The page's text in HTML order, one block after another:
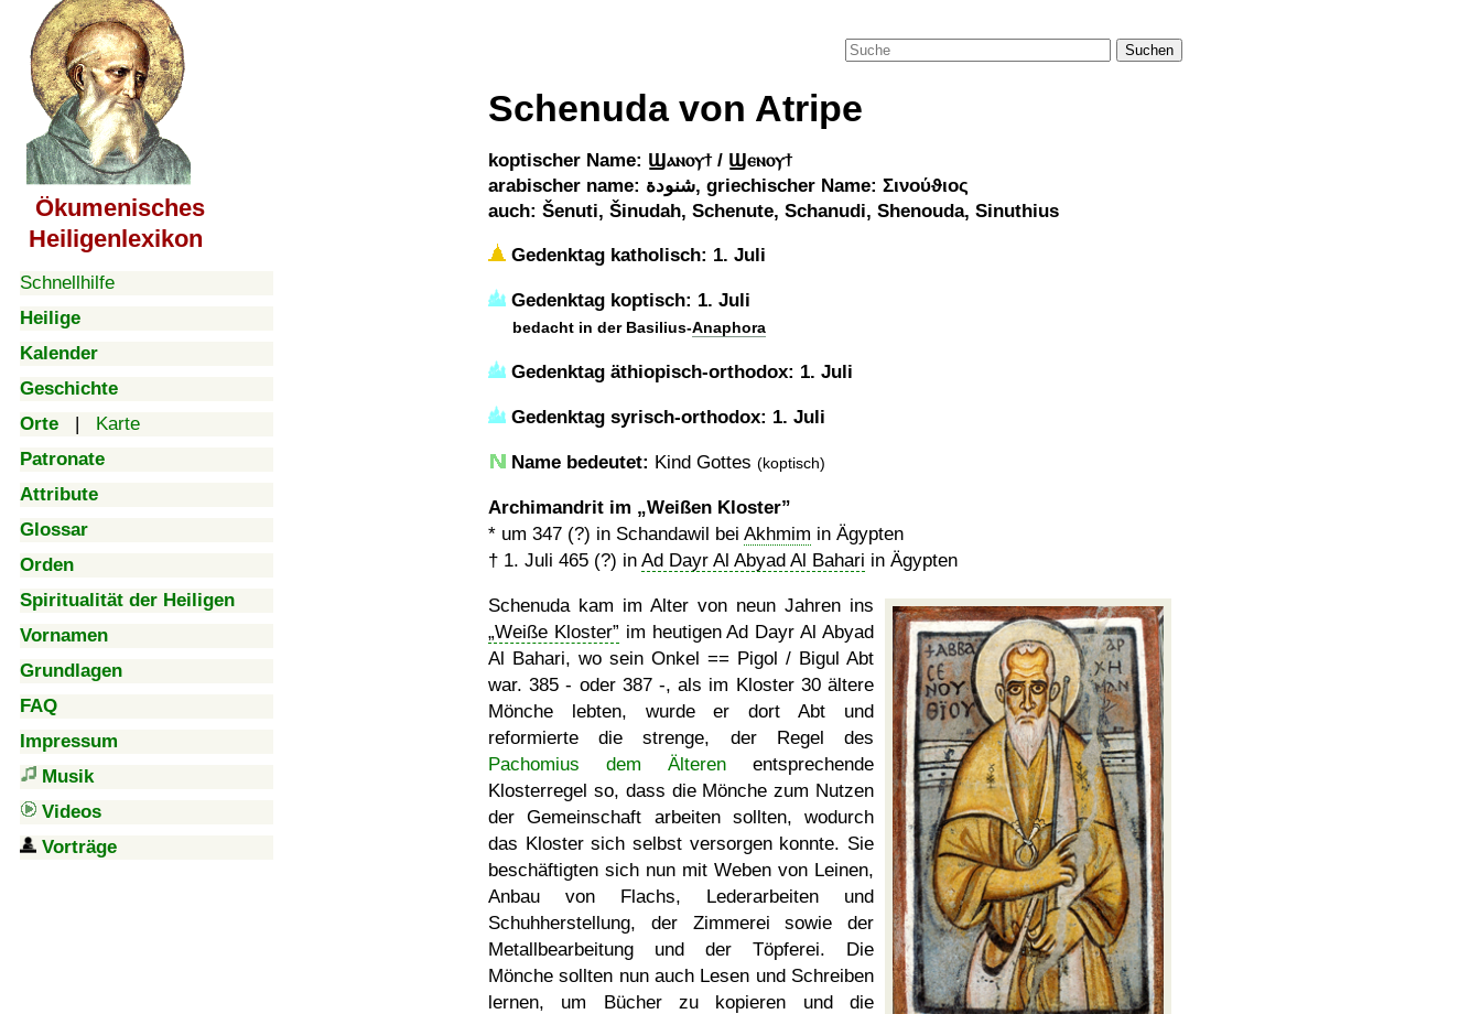
Ökumenisches
Heiligenlexikon
Schnellhilfe
Heilige
Kalender
Geschichte
Orte | Karte
Patronate
Attribute
Glossar
Orden
Spiritualität der Heiligen
Vornamen
Grundlagen
FAQ
Impressum
Musik
Videos
Vorträge
Suchen
Schenuda von Atripe
koptischer Name: Ϣⲁⲛⲟⲩϯ / Ϣⲉⲛⲟⲩϯ
arabischer name: شنودة, griechischer Name: Σινούϑιος
auch: Šenuti, Šinudah, Schenute, Schanudi, Shenouda, Sinuthius
Gedenktag katholisch: 1. Juli
Gedenktag koptisch: 1. Juli
bedacht in der Basilius-Anaphora
Gedenktag äthiopisch-orthodox: 1. Juli
Gedenktag syrisch-orthodox: 1. Juli
Name bedeutet: Kind Gottes (koptisch)
Archimandrit im
Weißen Kloster
* um 347 (?) in Schandawil bei Akhmim in Ägypten
† 1. Juli 465 (?) in Ad Dayr Al Abyad Al Bahari in Ägypten
Schenuda kam im Alter von neun Jahren ins
Weiße Kloster
im heutigen Ad Dayr Al Abyad
Al Bahari, wo sein Onkel == Pigol / Bigul Abt
war. 385 - oder 387 -, als im Kloster 30 ältere
Mönche lebten, wurde er dort Abt und
reformierte die strenge, der Regel des
Pachomius dem Älteren entsprechende
Klosterregel so, dass die Mönche zum Nutzen
der Gemeinschaft arbeiten sollten, wodurch
das Kloster sich selbst versorgen konnte. Sie
beschäftigten sich nun mit Weben von Leinen,
Anbau von Flachs, Lederarbeiten und
Schuhherstellung, der Zimmerei sowie der
Metallbearbeitung und der Töpferei. Die
Mönche sollten nun auch Lesen und Schreiben
lernen, um Bücher zu kopieren und die